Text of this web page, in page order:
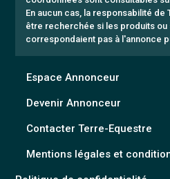
En aucun cas, la responsabilité de
être recherchée si les produits ou
correspondaient pas à l'annonce
Mentions légales et
Espace Annonceur
Devenir Annonceur
Contacter Terre-Equestre